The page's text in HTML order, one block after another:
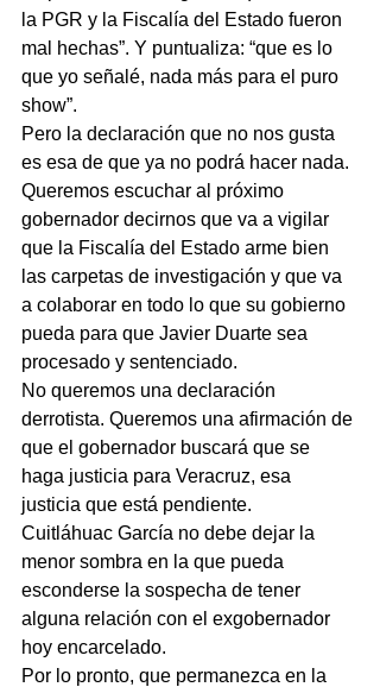
la PGR y la Fiscalía del Estado fueron
mal hechas”. Y puntualiza: “que es lo
que yo señalé, nada más para el puro
show”.
Pero la declaración que no nos gusta
es esa de que ya no podrá hacer nada.
Queremos escuchar al próximo
gobernador decirnos que va a vigilar
que la Fiscalía del Estado arme bien
las carpetas de investigación y que va
a colaborar en todo lo que su gobierno
pueda para que Javier Duarte sea
procesado y sentenciado.
No queremos una declaración
derrotista. Queremos una afirmación de
que el gobernador buscará que se
haga justicia para Veracruz, esa
justicia que está pendiente.
Cuitláhuac García no debe dejar la
menor sombra en la que pueda
esconderse la sospecha de tener
alguna relación con el exgobernador
hoy encarcelado.
Por lo pronto, que permanezca en la